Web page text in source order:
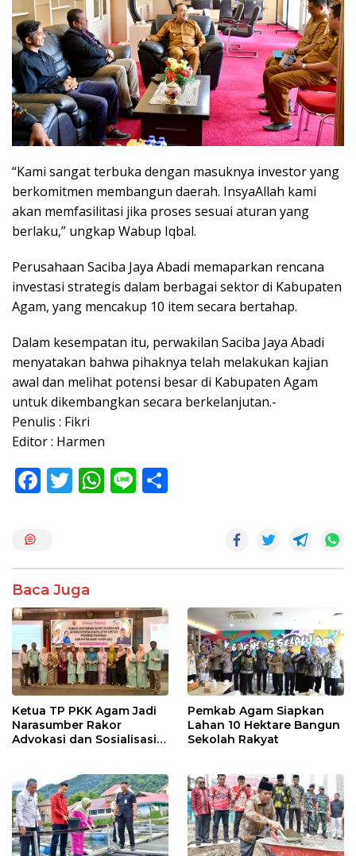
“Kami sangat terbuka dengan masuknya investor yang
berkomitmen membangun daerah. InsyaAllah kami
akan memfasilitasi jika proses sesuai aturan yang
berlaku,” ungkap Wabup Iqbal.
Perusahaan Saciba Jaya Abadi memaparkan rencana
investasi strategis dalam berbagai sektor di Kabupaten
Agam, yang mencakup 10 item secara bertahap.
Dalam kesempatan itu, perwakilan Saciba Jaya Abadi
menyatakan bahwa pihaknya telah melakukan kajian
awal dan melihat potensi besar di Kabupaten Agam
untuk dikembangkan secara berkelanjutan.-
Penulis : Fikri
Editor : Harmen
F
o
o
k
T W
p
p
Li
Baca Juga
Ketua TP PKK Agam Jadi
Narasumber Rakor
Advokasi dan Sosialisasi
Pemkab Agam Siapkan
Lahan 10 Hektare Bangun
Sekolah Rakyat